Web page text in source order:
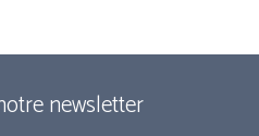
newsletter